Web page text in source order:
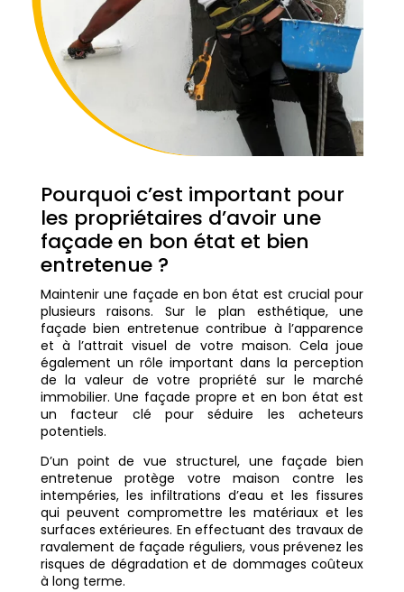
Pourquoi c’est important pour
les propriétaires d’avoir une
façade en bon état et bien
entretenue ?
Maintenir une façade en bon état est crucial pour
plusieurs raisons. Sur le plan esthétique, une
façade bien entretenue contribue à l’apparence
et à l’attrait visuel de votre maison. Cela joue
également un rôle important dans la perception
de la valeur de votre propriété sur le marché
immobilier. Une façade propre et en bon état est
un facteur clé pour séduire les acheteurs
potentiels.
D’un point de vue structurel, une façade bien
entretenue protège votre maison contre les
intempéries, les infiltrations d’eau et les fissures
qui peuvent compromettre les matériaux et les
surfaces extérieures. En effectuant des travaux de
ravalement de façade réguliers, vous prévenez les
risques de dégradation et de dommages coûteux
à long terme.